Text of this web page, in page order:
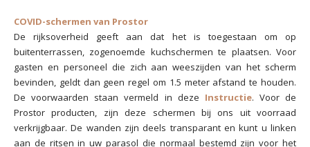
COVID-schermen van Prostor
De rijksoverheid geeft aan dat het is toegestaan om op
buitenterrassen, zogenoemde kuchschermen te plaatsen. Voor
gasten en personeel die zich aan weeszijden van het scherm
bevinden, geldt dan geen regel om 1.5 meter afstand te houden.
De voorwaarden staan vermeld in deze Instructie. Voor de
Prostor producten, zijn deze schermen bij ons uit voorraad
verkrijgbaar. De wanden zijn deels transparant en kunt u linken
aan de ritsen in uw parasol die normaal bestemd zijn voor het